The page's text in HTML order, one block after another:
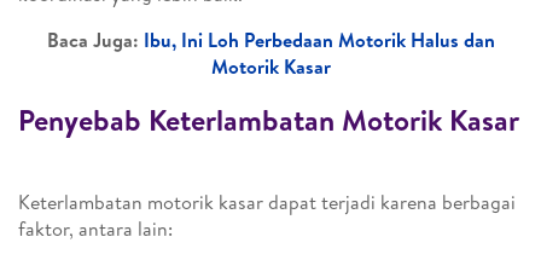
Baca Juga: Ibu, Ini Loh Perbedaan Motorik Halus dan
Motorik Kasar
Penyebab Keterlambatan Motorik Kasar
Keterlambatan motorik kasar dapat terjadi karena berbagai
faktor, antara lain: